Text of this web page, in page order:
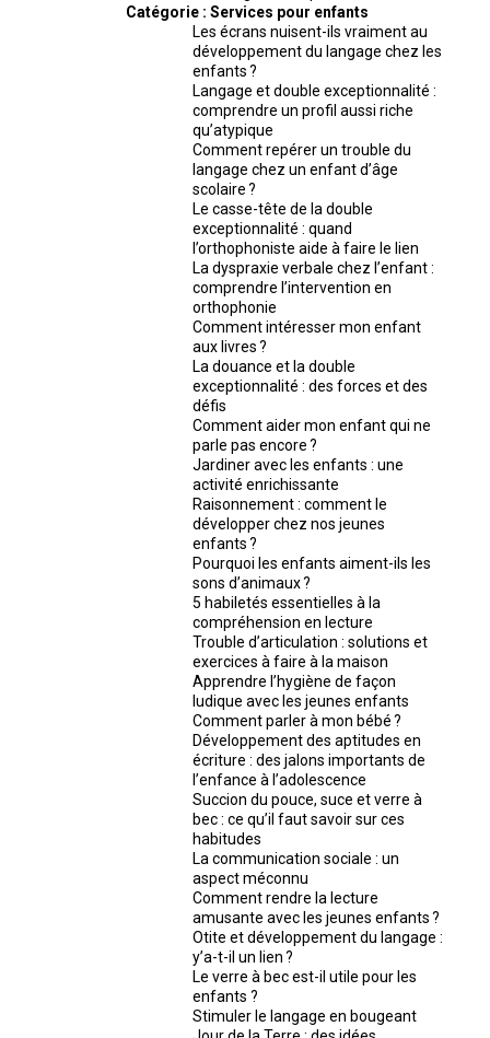
Catégorie : Services pour enfants
Les écrans nuisent-ils vraiment au
développement du langage chez les
enfants ?
Langage et double exceptionnalité :
comprendre un profil aussi riche
qu’atypique
Comment repérer un trouble du
langage chez un enfant d’âge
scolaire ?
Le casse-tête de la double
exceptionnalité : quand
l’orthophoniste aide à faire le lien
La dyspraxie verbale chez l’enfant :
comprendre l’intervention en
orthophonie
Comment intéresser mon enfant
aux livres ?
La douance et la double
exceptionnalité : des forces et des
défis
Comment aider mon enfant qui ne
parle pas encore ?
Jardiner avec les enfants : une
activité enrichissante
Raisonnement : comment le
développer chez nos jeunes
enfants ?
Pourquoi les enfants aiment-ils les
sons d’animaux ?
5 habiletés essentielles à la
compréhension en lecture
Trouble d’articulation : solutions et
exercices à faire à la maison
Apprendre l’hygiène de façon
ludique avec les jeunes enfants
Comment parler à mon bébé ?
Développement des aptitudes en
écriture : des jalons importants de
l’enfance à l’adolescence
Succion du pouce, suce et verre à
bec : ce qu’il faut savoir sur ces
habitudes
La communication sociale : un
aspect méconnu
Comment rendre la lecture
amusante avec les jeunes enfants ?
Otite et développement du langage :
y’a-t-il un lien ?
Le verre à bec est-il utile pour les
enfants ?
Stimuler le langage en bougeant